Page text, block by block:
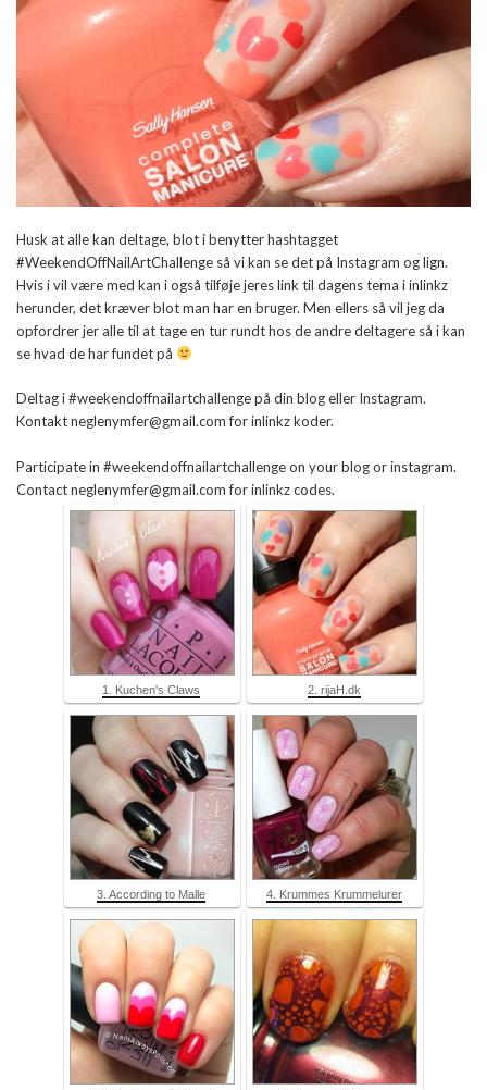
Husk at alle kan deltage, blot i benytter hashtagget
#WeekendOffNailArtChallenge så vi kan se det på Instagram og lign.
Hvis i vil være med kan i også tilføje jeres link til dagens tema i inlinkz
herunder, det kræver blot man har en bruger. Men ellers så vil jeg da
opfordrer jer alle til at tage en tur rundt hos de andre deltagere så i kan
se hvad de har fundet på
Deltag i #weekendoffnailartchallenge på din blog eller Instagram.
Kontakt neglenymfer@gmail.com for inlinkz koder.
Participate in #weekendoffnailartchallenge on your blog or instagram.
Contact neglenymfer@gmail.com for inlinkz codes.
1. Kuchen's Claws 2. rijaH.dk
3. According to Malle 4. Krummes Krummelurer